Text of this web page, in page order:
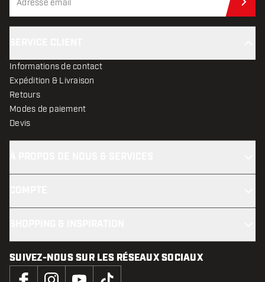
Informations de contact
Expédition & Livraison
Retours
Modes de paiement
Devis
SUIVEZ-NOUS SUR LES RÉSEAUX SOCIAUX